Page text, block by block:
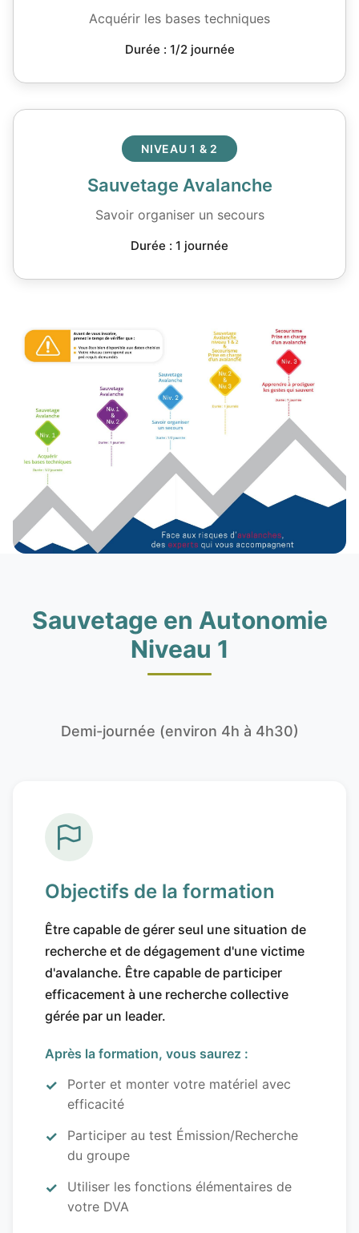
Acquérir les bases techniques
Durée : 1/2 journée
NIVEAU 1 & 2
Sauvetage Avalanche
Savoir organiser un secours
Durée : 1 journée
Sauvetage en Autonomie
Niveau 1
Demi-journée (environ 4h à 4h30)
Objectifs de la formation
Être capable de gérer seul une situation de
recherche et de dégagement d'une victime
d'avalanche. Être capable de participer
efficacement à une recherche collective
gérée par un leader.
Après la formation, vous saurez :
Porter et monter votre matériel avec
efficacité
Participer au test Émission/Recherche
du groupe
Utiliser les fonctions élémentaires de
votre DVA